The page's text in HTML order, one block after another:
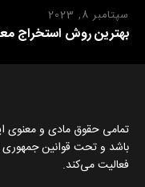
سپتامبر 8, 2023
بهترین روش استخراج
تمامی حقوق مادی و معنوی
باشد و تحت قوانین جمهوری
فعالیت می‌کند.